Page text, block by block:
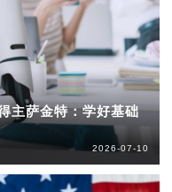
主萨金特：学好基础
2026-07-10